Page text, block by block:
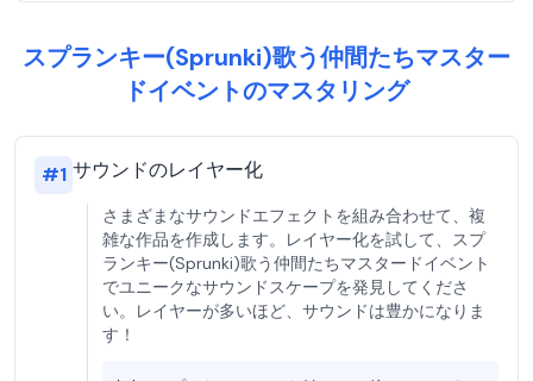
スプランキー(Sprunki)歌う仲間たちマスター
ドイベントのマスタリング
#1 サウンドのレイヤー化
さまざまなサウンドエフェクトを組み合わせて、複
雑な作品を作成します。レイヤー化を試して、スプ
ランキー(Sprunki)歌う仲間たちマスタードイベント
でユニークなサウンドスケープを発見してくださ
い。レイヤーが多いほど、サウンドは豊かになりま
す！